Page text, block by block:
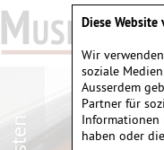
Diese Website
Wir
soziale
Ausserdem
Partner für
Informationen
haben oder